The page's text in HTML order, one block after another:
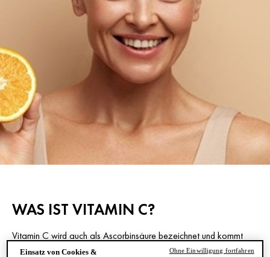
WAS IST VITAMIN C?
Vitamin C wird auch als Ascorbinsäure bezeichnet und kommt
hauptsächlich in Zitrusfrüchten und vielen Gemüsesorten vor. Im
Einsatz von Cookies &
Ohne Einwilligung fortfahren